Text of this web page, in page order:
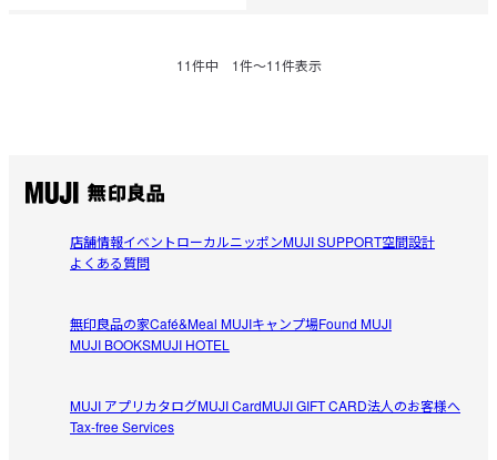
11件中 1件〜11件表示
店舗情報イベントローカルニッポンMUJI SUPPORT空間設計
よくある質問
無印良品の家Café&Meal MUJIキャンプ場Found MUJI
MUJI BOOKSMUJI HOTEL
MUJI アプリカタログMUJI CardMUJI GIFT CARD法人のお客様へ
Tax-free Services